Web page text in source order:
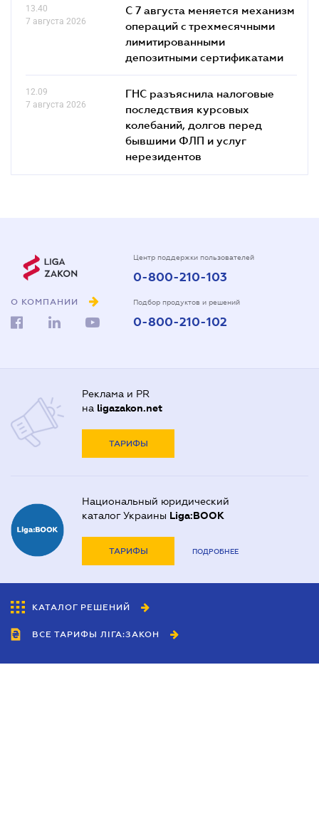
13.40
7 августа 2026
С 7 августа меняется механизм
операций с трехмесячными
лимитированными
депозитными сертификатами
12.09
7 августа 2026
ГНС разъяснила налоговые
последствия курсовых
колебаний, долгов перед
бывшими ФЛП и услуг
нерезидентов
О КОМПАНИИ
Центр поддержки пользователей
0-800-210-103
Подбор продуктов и решений
0-800-210-102
Реклама и PR
на ligazakon.net
ТАРИФЫ
Национальный юридический
каталог Украины Liga:BOOK
ТАРИФЫ ПОДРОБНЕЕ
КАТАЛОГ РЕШЕНИЙ
ВСЕ ТАРИФЫ ЛІГА:ЗАКОН